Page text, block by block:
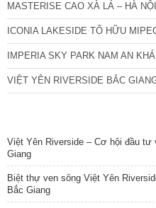
MASTERISE CAO XÀ LÁ – HÀ
ICONIA LAKESIDE TỐ HỮU
IMPERIA SKY PARK NAM AN
VIỆT YÊN RIVERSIDE BẮC
Việt Yên Riverside – Cơ hội đầu tư
Giang
Biệt thự ven sông Việt Yên
Bắc Giang